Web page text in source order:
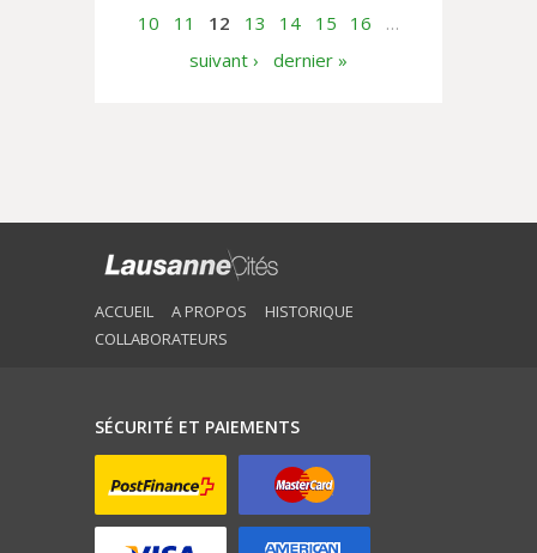
10
11 12 13 14 15 16
…
suivant ›
dernier »
ACCUEIL A PROPOS
HISTORIQUE
COLLABORATEURS
SÉCURITÉ ET PAIEMENTS